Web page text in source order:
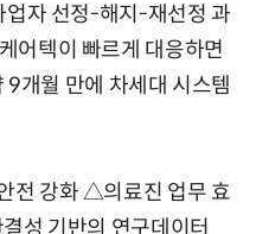
업자 선정-해지-재선정 과
어텍이 빠르게 대응하면
9개월 만에 차세대 시스템
전 강화 △의료진 업무 효
성 기반의 연구데이터